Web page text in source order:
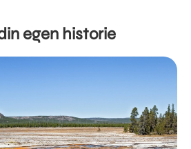
egen historie